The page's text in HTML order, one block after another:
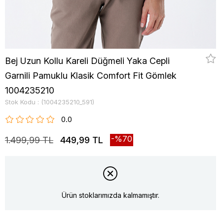
Bej Uzun Kollu Kareli Düğmeli Yaka Cepli
Garnili Pamuklu Klasik Comfort Fit Gömlek
1004235210
Stok Kodu (1004235210_591)
0.0
1.499,99 TL 449,99 TL 70
Ürün stoklarımızda kalmamıştır.